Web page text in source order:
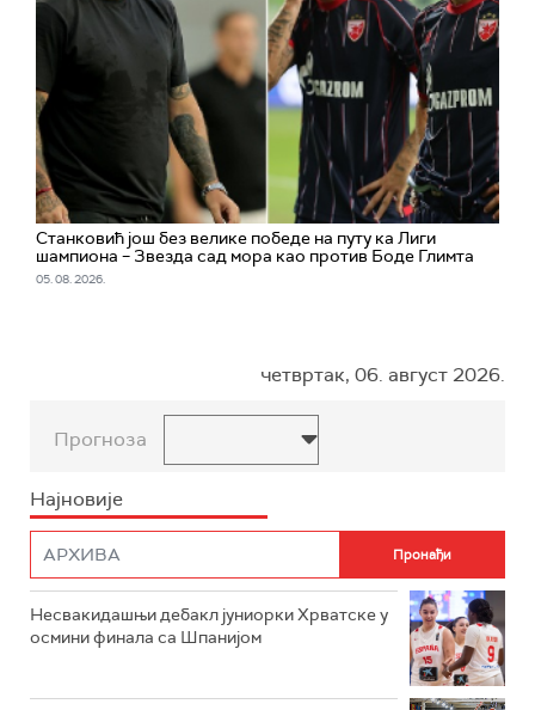
Станковић још без велике победе на путу ка Лиги
шампиона – Звезда сад мора као против Боде Глимта
05. 08. 2026.
четвртак, 06. август 2026.
Прогноза
Најновије
Несвакидашњи дебакл јуниорки Хрватске у
осмини финала са Шпанијом